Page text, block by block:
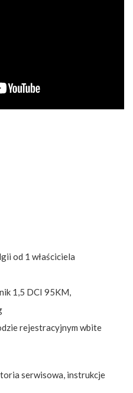
od 1 właściciela
1,5 DCI 95KM,
rejestracyjnym wbite
serwisowa, instrukcje